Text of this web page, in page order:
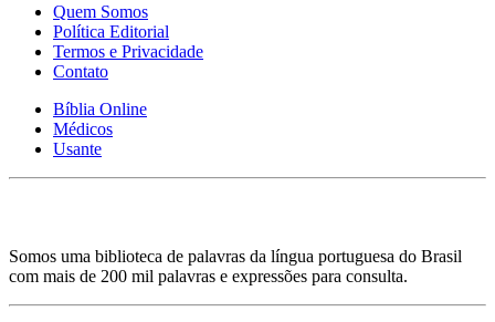
Quem Somos
Política Editorial
Termos e Privacidade
Contato
Bíblia Online
Médicos
Usante
Somos uma biblioteca de palavras da língua portuguesa do Brasil
com mais de 200 mil palavras e expressões para consulta.